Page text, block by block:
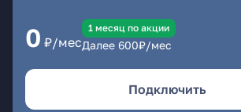
0 ₽/мес
1 месяц по акции
Далее 600₽/мес
Подключить